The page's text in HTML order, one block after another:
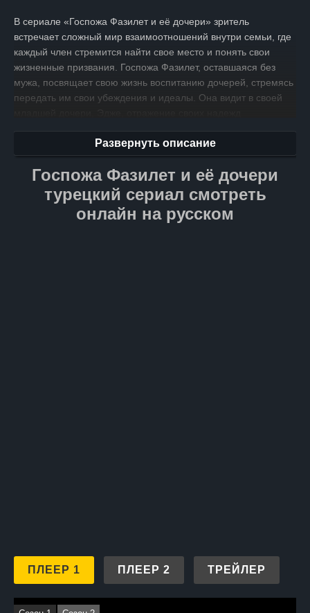
В сериале «Госпожа Фазилет и её дочери» зритель
встречает сложный мир взаимоотношений внутри семьи, где
каждый член стремится найти свое место и понять свои
жизненные призвания. Госпожа Фазилет, оставшаяся без
мужа, посвящает свою жизнь воспитанию дочерей, стремясь
передать им свои убеждения и идеалы. Она видит в своей
и принесет семье честь и достоинство. Однако старшая дочь,
Хазан, представляет собой совершенно иное направление.
Ее непредсказуемость и необузданность подвергают
сомнению устои матери и вызывают беспокойство своими
поступками. Несмотря на свое обаяние и внешнюю
привлекательность, Хазан идет своим собственным путем,
Развернуть описание
Госпожа Фазилет и её дочери
турецкий сериал смотреть
онлайн на русском
ПЛЕЕР 1 ПЛЕЕР 2 ТРЕЙЛЕР